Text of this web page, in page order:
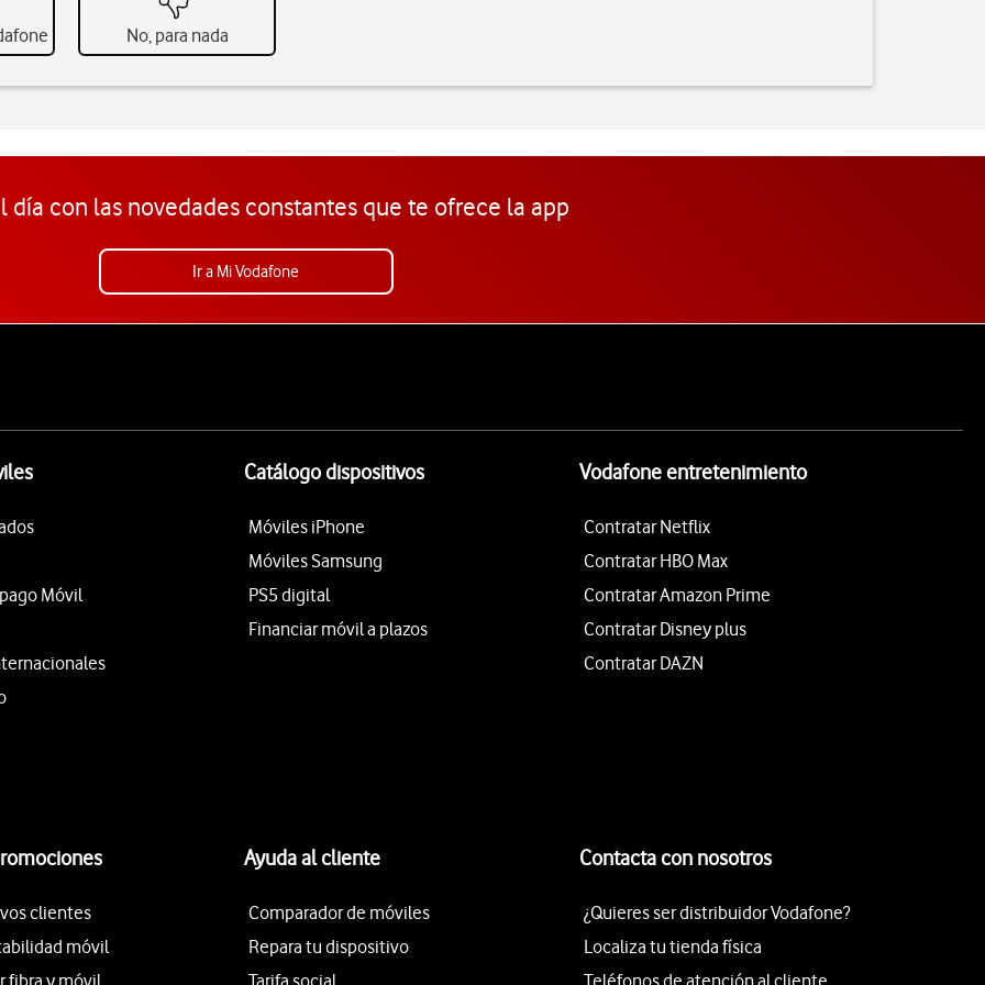
No, para nada
día con las novedades constantes que te ofrece la app
Ir a Mi Vodafone
Móvil
Catálogo dispositivos
Móviles iPhone
Móviles Samsung
PS5 digital
Financiar móvil a plazos
Vodafone entretenimiento
Contratar Netflix
Contratar HBO Max
Contratar Amazon Prime
Contratar Disney plus
Contratar DAZN
clientes
móvil
fibra y móvil
Ayuda al cliente
Comparador de móviles
Repara tu dispositivo
Tarifa social
Contacta con nosotros
¿Quieres ser distribuidor Vodafone?
Localiza tu tienda física
Teléfonos de atención al cliente